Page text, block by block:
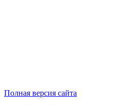
Полная версия сайта